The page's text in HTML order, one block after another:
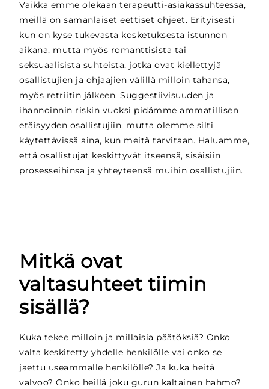
Vaikka emme olekaan terapeutti-asiakassuhteessa,
meillä on samanlaiset eettiset ohjeet. Erityisesti
kun on kyse tukevasta kosketuksesta istunnon
aikana, mutta myös romanttisista tai
seksuaalisista suhteista, jotka ovat kiellettyjä
osallistujien ja ohjaajien välillä milloin tahansa,
myös retriitin jälkeen. Suggestiivisuuden ja
ihannoinnin riskin vuoksi pidämme ammatillisen
etäisyyden osallistujiin, mutta olemme silti
käytettävissä aina, kun meitä tarvitaan. Haluamme,
että osallistujat keskittyvät itseensä, sisäisiin
prosesseihinsa ja yhteyteensä muihin osallistujiin.
Mitkä ovat
valtasuhteet tiimin
sisällä?
Kuka tekee milloin ja millaisia päätöksiä? Onko
valta keskitetty yhdelle henkilölle vai onko se
jaettu useammalle henkilölle? Ja kuka heitä
valvoo? Onko heillä joku gurun kaltainen hahmo?